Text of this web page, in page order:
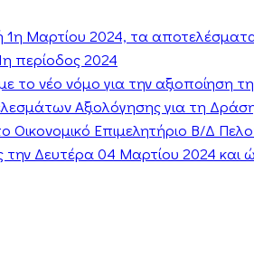
Μαρτίου 2024, τα
περίοδος 2024
το νέο νόμο για την αξιοποίηση
Αξιολόγησης για τη
Οικονομικό Επιμελητήριο Β/Δ
την Δευτέρα 04 Μαρτίου 2024 και